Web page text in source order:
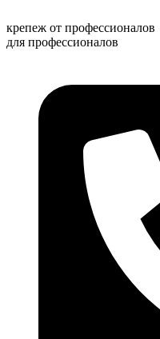
к
содержимому
крепеж от профессионалов
для профессионалов